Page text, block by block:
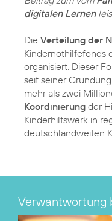
digitalen Lernen
Die Verteilung der
Kindernothilfefonds
organisiert. Dieser
seit seiner
mehr als zwei
Koordinierung der
Kinderhilfswerk in
deutschlandweiten
Verwantwortung